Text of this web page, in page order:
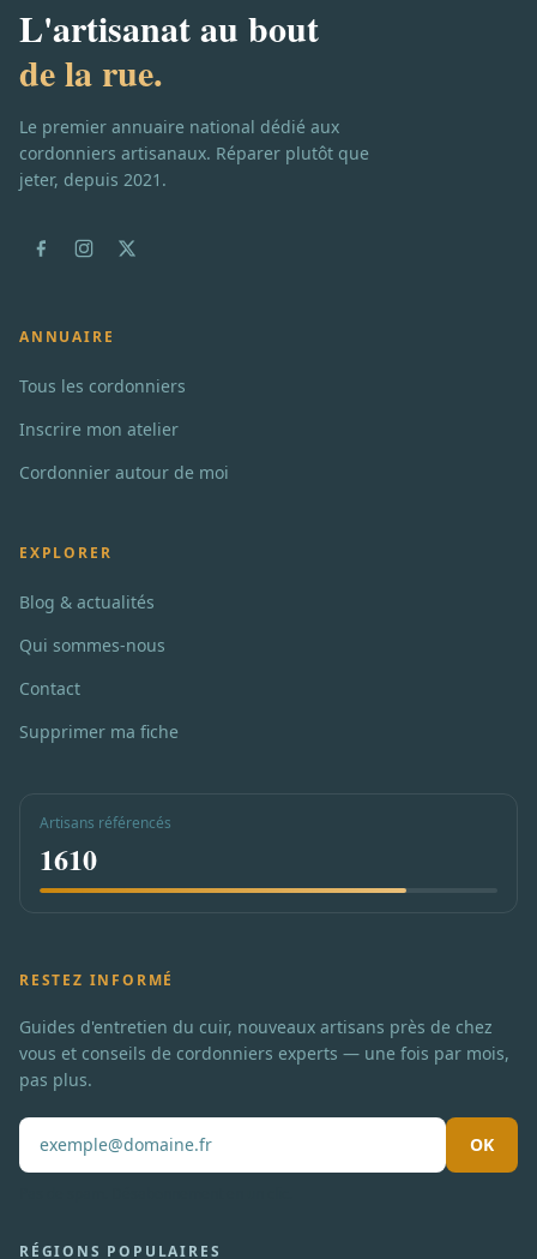
L'artisanat au bout
de la rue.
Le premier annuaire national dédié aux
cordonniers artisanaux. Réparer plutôt que
jeter, depuis 2021.
ANNUAIRE
Tous les cordonniers
Inscrire mon atelier
Cordonnier autour de moi
EXPLORER
Blog & actualités
Qui sommes-nous
Contact
Supprimer ma fiche
Artisans référencés
1610
RESTEZ INFORMÉ
Guides d'entretien du cuir, nouveaux artisans près de chez
vous et conseils de cordonniers experts — une fois par mois,
pas plus.
OK
RÉGIONS POPULAIRES